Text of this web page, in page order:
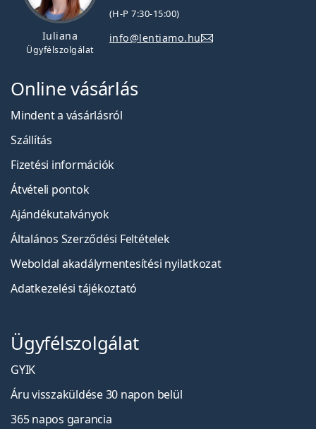
Iuliana
Ügyfélszolgálat
(H-P 7:30-15:00)
info@lentiamo.hu
Online vásárlás
Mindent a vásárlásról
Szállítás
Fizetési információk
Átvételi pontok
Ajándékutalványok
Általános Szerződési Feltételek
Weboldal akadálymentesítési nyilatkozat
Adatkezelési tájékoztató
Ügyfélszolgálat
GYIK
Áru visszaküldése 30 napon belül
365 napos garancia